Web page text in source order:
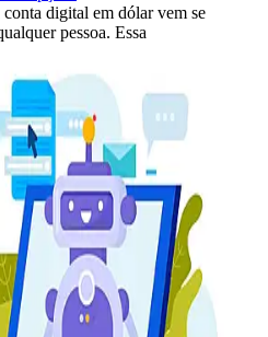
digital em dólar vem se
pessoa. Essa